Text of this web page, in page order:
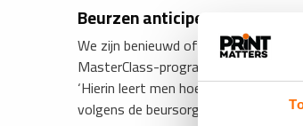
Beurzen anticiperen
We zijn benieuwd of en hoe
MasterClass-programma wordt in
‘Hierin leert men hoe bij te dragen
volgens de beursorganisatie.